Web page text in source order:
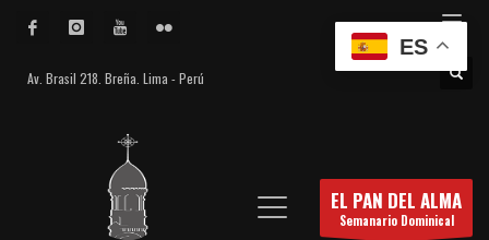
Av. Brasil 218. Breña. Lima - Perú
EL PAN DEL ALMA
Semanario Dominical
ES